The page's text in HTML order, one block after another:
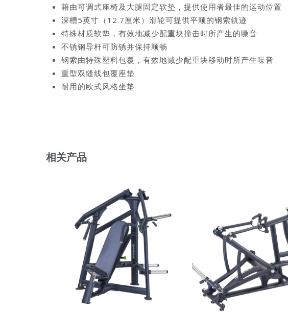
藉由可调式座椅及大腿固定软垫，提供使用者最佳的运动位置
深槽5英寸（12.7厘米）滑轮可提供平顺的钢索轨迹
特殊材质软垫，有效地减少配重块撞击时所产生的噪音
不锈钢导杆可防锈并保持顺畅
钢索由特殊塑料包覆，有效地减少配重块移动时所产生噪音
重型双缝线包覆座垫
耐用的欧式风格坐垫
相关产品